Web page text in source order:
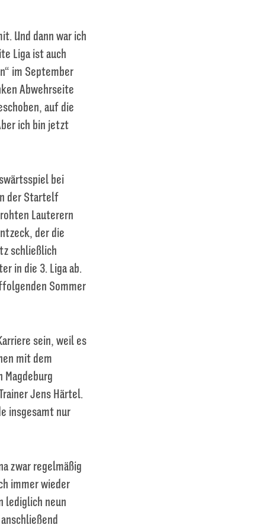
Und dann war ich
Liga ist auch
im September
Abwehrseite
auf die
ich bin jetzt
bei
der Startelf
Lauterern
der die
schließlich
in die 3. Liga ab.
Sommer
sein, weil es
mit dem
Jens Härtel.
insgesamt nur
zwar regelmäßig
immer wieder
lediglich neun